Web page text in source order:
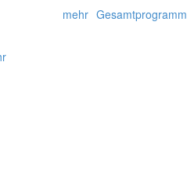
Gesamtprogramm
mehr